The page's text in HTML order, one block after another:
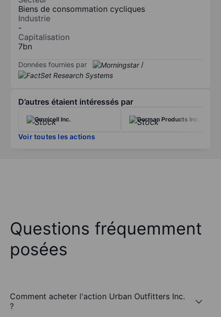
Biens de consommation cycliques
Industrie
-
Capitalisation
7bn
Données fournies par /
D’autres étaient intéressés par
Omnicell Inc. Dorman Products Inc.
Voir toutes les actions
Questions fréquemment
posées
Comment acheter l'action Urban Outfitters Inc.
?